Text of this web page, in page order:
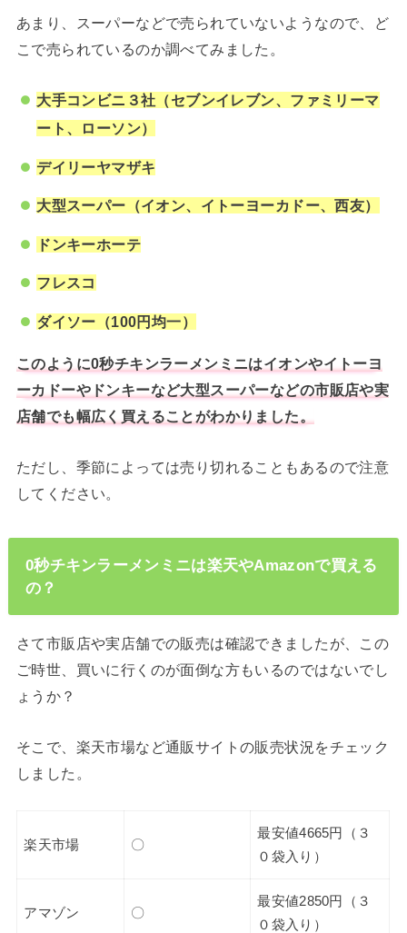
あまり、スーパーなどで売られていないようなので、ど
こで売られているのか調べてみました。
大手コンビニ３社（セブンイレブン、ファミリーマ
ート、ローソン）
デイリーヤマザキ
大型スーパー（イオン、イトーヨーカドー、西友）
ドンキーホーテ
フレスコ
ダイソー（100円均一）
このように0秒チキンラーメンミニはイオンやイトーヨ
ーカドーやドンキーなど大型スーパーなどの市販店や実
店舗でも幅広く買えることがわかりました。
ただし、季節によっては売り切れることもあるので注意
してください。
0秒チキンラーメンミニは楽天やAmazonで買える
の？
さて市販店や実店舗での販売は確認できましたが、この
ご時世、買いに行くのが面倒な方もいるのではないでし
ょうか？
そこで、楽天市場など通販サイトの販売状況をチェック
しました。
楽天市場 〇
最安値4665円（３
０袋入り）
アマゾン 〇
最安値2850円（３
０袋入り）